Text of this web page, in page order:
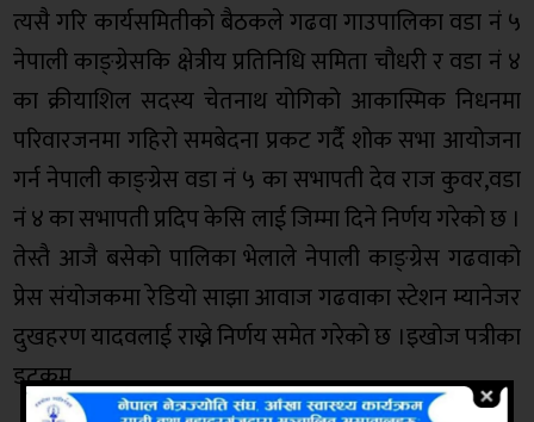
त्यसै गरि कार्यसमितीको बैठकले गढवा गाउपालिका वडा नं ५
नेपाली काङ्ग्रेसकि क्षेत्रीय प्रतिनिधि समिता चौधरी र वडा नं ४
का क्रीयाशिल सदस्य चेतनाथ योगिको आकास्मिक निधनमा
परिवारजनमा गहिरो समबेदना प्रकट गर्दै शोक सभा आयोजना
गर्न नेपाली काङ्ग्रेस वडा नं ५ का सभापती देव राज कुवर,वडा
नं ४ का सभापती प्रदिप केसि लाई जिम्मा दिने निर्णय गरेको छ ।
तेस्तै आजै बसेको पालिका भेलाले नेपाली काङ्ग्रेस गढवाको
प्रेस संयोजकमा रेडियो साझा आवाज गढवाका स्टेशन म्यानेजर
दुखहरण यादवलाई राख्ने निर्णय समेत गरेको छ ।इखोज पत्रीका
डटकम